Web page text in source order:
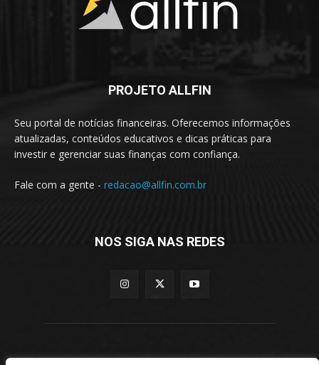
PROJETO ALLFIN
Seu portal de notícias financeiras. Oferecemos informações
atualizadas, conteúdos educativos e dicas práticas para
investir e gerenciar suas finanças com confiança.
Fale com a gente - redacao@allfin.com.br
NOS SIGA NAS REDES